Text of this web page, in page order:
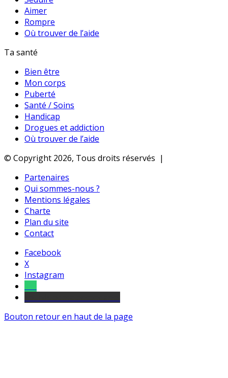
Aimer
Rompre
Où trouver de l’aide
Ta santé
Bien être
Mon corps
Puberté
Santé / Soins
Handicap
Drogues et addiction
Où trouver de l’aide
© Copyright 2026, Tous droits réservés |
Partenaires
Qui sommes-nous ?
Mentions légales
Charte
Plan du site
Contact
Facebook
X
Instagram
Bouton retour en haut de la page